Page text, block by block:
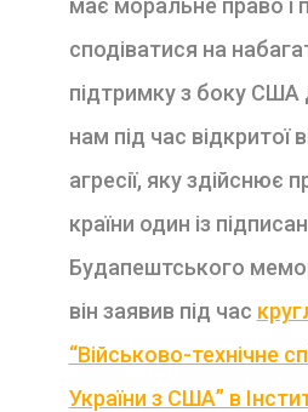
має моральне право і
сподіватися на
підтримку з боку
нам під час відкритої
агресії, яку здійснює
країни один із
Будапештського
він заявив під час
“Військово-технічне
України з США” в